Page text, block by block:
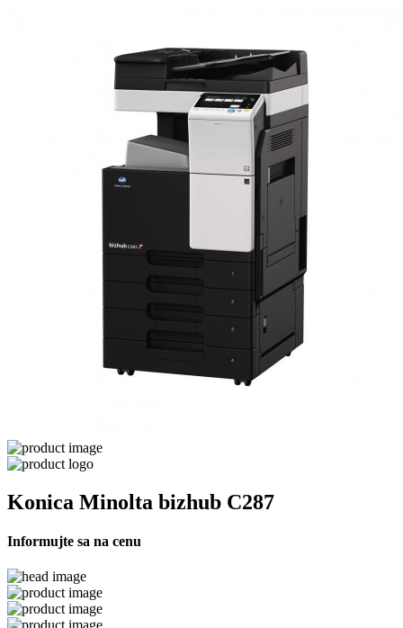
Konica Minolta bizhub C287
Informujte sa na cenu